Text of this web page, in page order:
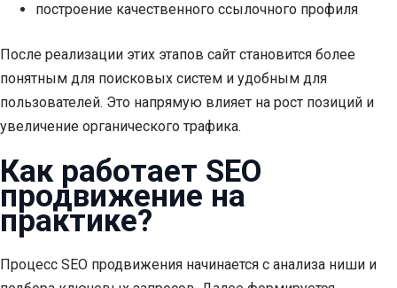
построение качественного ссылочного профиля
После реализации этих этапов сайт становится более
понятным для поисковых систем и удобным для
пользователей. Это напрямую влияет на рост позиций и
увеличение органического трафика.
Как работает SEO
продвижение на
практике?
Процесс SEO продвижения начинается с анализа ниши и